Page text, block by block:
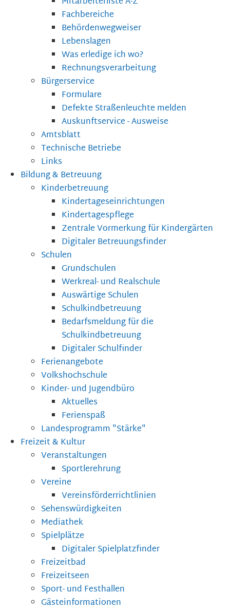
Fachbereiche
Behördenwegweiser
Lebenslagen
Was erledige ich wo?
Rechnungsverarbeitung
Bürgerservice
Formulare
Defekte Straßenleuchte melden
Auskunftservice - Ausweise
Amtsblatt
Technische Betriebe
Links
Bildung & Betreuung
Kinderbetreuung
Kindertageseinrichtungen
Kindertagespflege
Zentrale Vormerkung für Kindergärten
Digitaler Betreuungsfinder
Schulen
Grundschulen
Werkreal- und Realschule
Auswärtige Schulen
Schulkindbetreuung
Bedarfsmeldung für die
Schulkindbetreuung
Digitaler Schulfinder
Ferienangebote
Volkshochschule
Kinder- und Jugendbüro
Aktuelles
Ferienspaß
Landesprogramm "Stärke"
Freizeit & Kultur
Veranstaltungen
Sportlerehrung
Vereine
Vereinsförderrichtlinien
Sehenswürdigkeiten
Mediathek
Spielplätze
Digitaler Spielplatzfinder
Freizeitbad
Freizeitseen
Sport- und Festhallen
Gästeinformationen